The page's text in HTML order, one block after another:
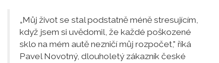
„Můj život se stal podstatně méně stresujícím,
když jsem si uvědomil, že každé poškozené
sklo na mém autě nezničí můj rozpočet," říká
Pavel Novotný, dlouholetý zákazník české